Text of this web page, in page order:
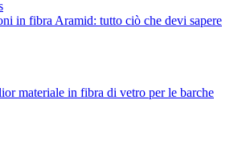
in fibra Aramid: tutto ciò che devi sapere
materiale in fibra di vetro per le barche